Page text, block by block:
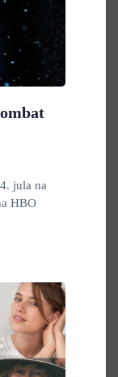
jula na
HBO